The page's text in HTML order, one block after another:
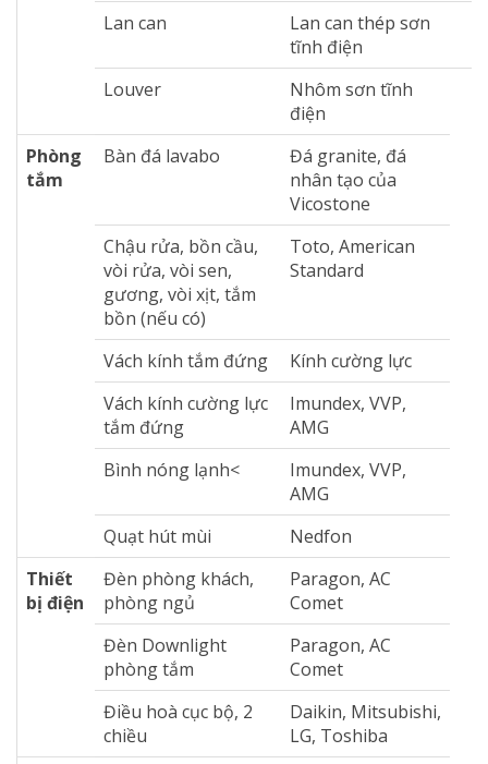
Lan can
Lan can thép sơn
tĩnh điện
Louver
Nhôm sơn tĩnh
điện
Phòng
tắm
Bàn đá lavabo
Đá granite, đá
nhân tạo của
Vicostone
Chậu rửa, bồn cầu,
vòi rửa, vòi sen,
gương, vòi xịt, tắm
bồn (nếu có)
Toto, American
Standard
Vách kính tắm đứng
Kính cường lực
Vách kính cường lực
tắm đứng
Imundex, VVP,
AMG
Bình nóng lạnh<
Imundex, VVP,
AMG
Quạt hút mùi
Nedfon
Thiết
bị điện
Đèn phòng khách,
phòng ngủ
Paragon, AC
Comet
Đèn Downlight
phòng tắm
Paragon, AC
Comet
Điều hoà cục bộ, 2
chiều
Daikin, Mitsubishi,
LG, Toshiba